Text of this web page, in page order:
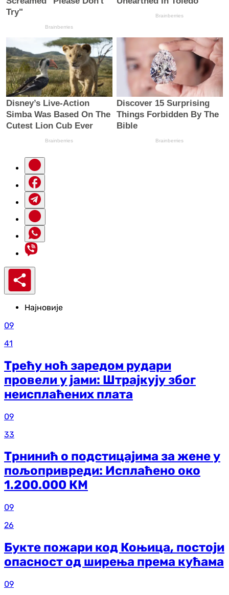
Најновије
09
41
Трећу ноћ заредом рудари
провели у јами: Штрајкују због
неисплаћених плата
09
33
Трнинић о подстицајима за жене у
пољопривреди: Исплаћено око
1.200.000 КМ
09
26
Букте пожари код Коњица, постоји
опасност од ширења према кућама
09